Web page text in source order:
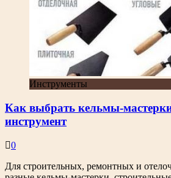
Инструменты
Как выбрать кельмы-
инструмент
0
Для строительных, ремонтных и